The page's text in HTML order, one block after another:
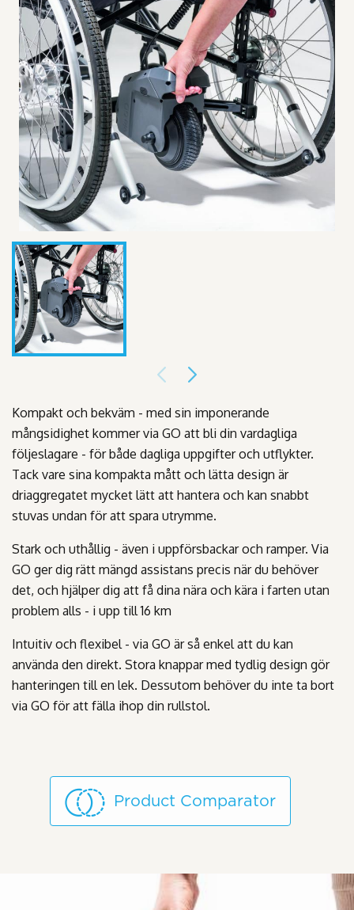
Kompakt och bekväm - med sin imponerande
mångsidighet kommer via GO att bli din vardagliga
följeslagare - för både dagliga uppgifter och utflykter.
Tack vare sina kompakta mått och lätta design är
driaggregatet mycket lätt att hantera och kan snabbt
stuvas undan för att spara utrymme.
Stark och uthållig - även i uppförsbackar och ramper. Via
GO ger dig rätt mängd assistans precis när du behöver
det, och hjälper dig att få dina nära och kära i farten utan
problem alls - i upp till 16 km
Intuitiv och flexibel - via GO är så enkel att du kan
använda den direkt. Stora knappar med tydlig design gör
hanteringen till en lek. Dessutom behöver du inte ta bort
via GO för att fälla ihop din rullstol.
Product Comparator